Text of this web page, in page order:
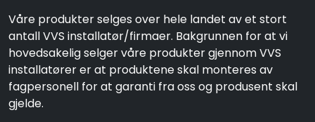
Våre produkter selges over hele landet av et stort
antall VVS installatør/firmaer. Bakgrunnen for at vi
hovedsakelig selger våre produkter gjennom VVS
installatører er at produktene skal monteres av
fagpersonell for at garanti fra oss og produsent skal
gjelde.